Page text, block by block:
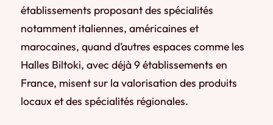
établissements proposant des spécialités
notamment italiennes, américaines et
marocaines, quand d’autres espaces comme les
Halles Biltoki, avec déjà 9 établissements en
France, misent sur la valorisation des produits
locaux et des spécialités régionales.